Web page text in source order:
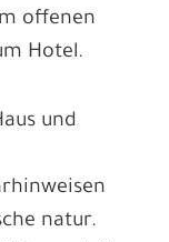
offenen
Hotel.
und
natur.